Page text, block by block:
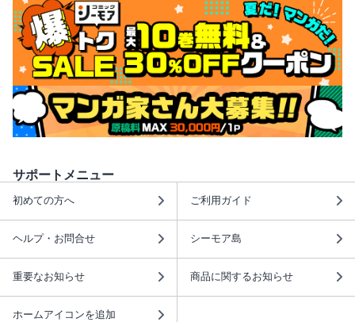
サポートメニュー
初めての方へ ご利用ガイド
ヘルプ・お問合せ シーモア島
重要なお知らせ 商品に関するお知らせ
ホームアイコンを追加